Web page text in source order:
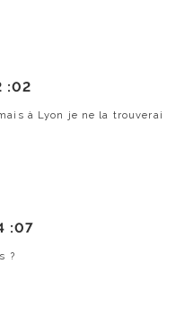
:02
à Lyon je ne la trouverai
:07
?